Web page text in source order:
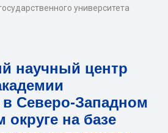
университета
научный центр
Северо-Западном
на базе